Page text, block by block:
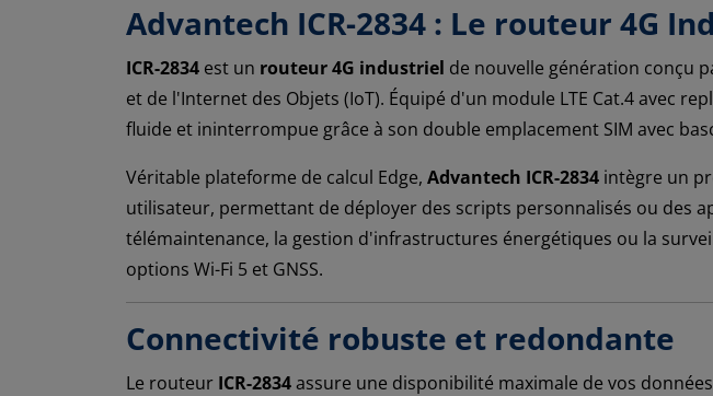
Advantech ICR-2834 : Le routeur 4G
ICR-2834 est un routeur 4G industriel de nouvelle génération conçu
et de l'Internet des Objets (IoT). Équipé d'un module LTE Cat.4 avec
fluide et ininterrompue grâce à son double emplacement SIM avec
Véritable plateforme de calcul Edge, Advantech ICR-2834 intègre un
utilisateur, permettant de déployer des scripts personnalisés ou des
télémaintenance, la gestion d'infrastructures énergétiques ou la
options Wi-Fi 5 et GNSS.
Connectivité robuste et redondante
Le routeur ICR-2834assure une disponibilité maximale de vos